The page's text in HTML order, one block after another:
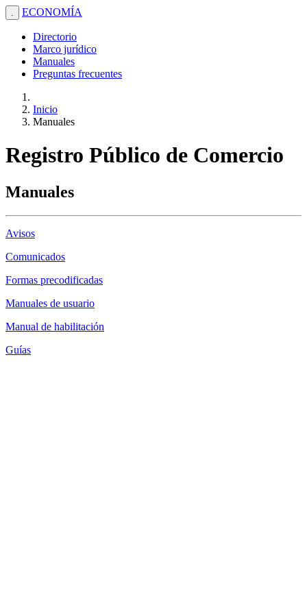
. ECONOMÍA
Directorio
Marco jurídico
Manuales
Preguntas frecuentes
Inicio
Manuales
Registro Público de Comercio
Manuales
Avisos
Comunicados
Formas precodificadas
Manuales de usuario
Manual de habilitación
Guías